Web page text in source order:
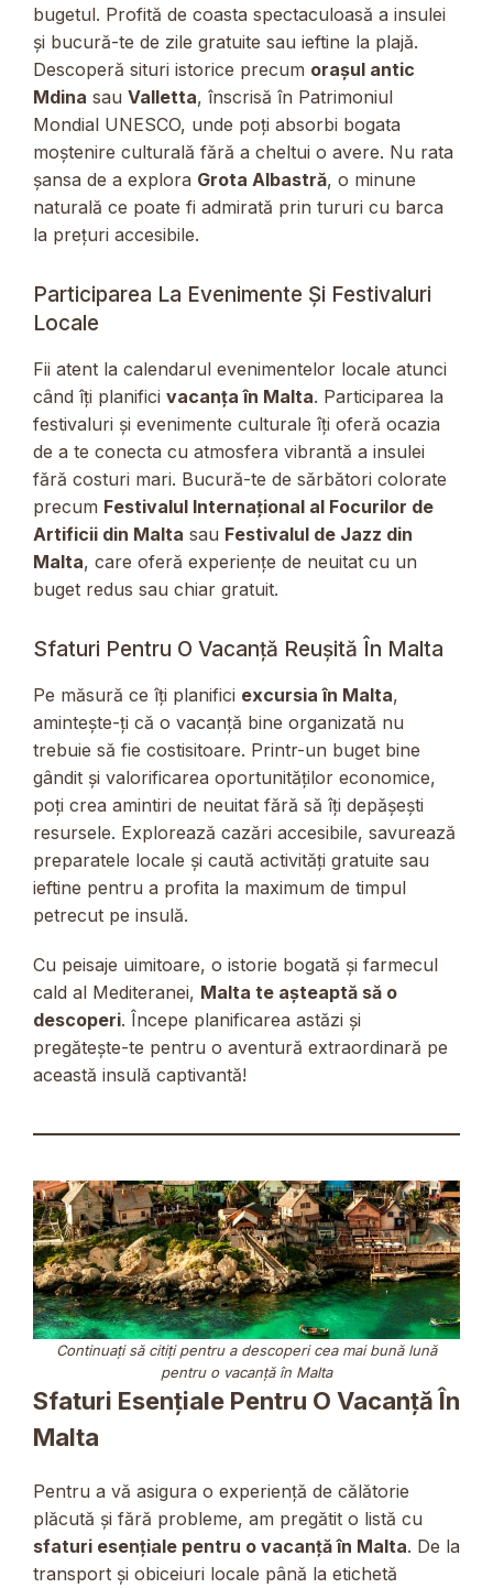
bugetul. Profită de coasta spectaculoasă a insulei
și bucură-te de zile gratuite sau ieftine la plajă.
Descoperă situri istorice precum orașul antic
Mdina sau Valletta, înscrisă în Patrimoniul
Mondial UNESCO, unde poți absorbi bogata
moștenire culturală fără a cheltui o avere. Nu rata
șansa de a explora Grota Albastră, o minune
naturală ce poate fi admirată prin tururi cu barca
la prețuri accesibile.
Participarea La Evenimente Și Festivaluri
Locale
Fii atent la calendarul evenimentelor locale atunci
când îți planifici vacanța în Malta. Participarea la
festivaluri și evenimente culturale îți oferă ocazia
de a te conecta cu atmosfera vibrantă a insulei
fără costuri mari. Bucură-te de sărbători colorate
precum Festivalul Internațional al Focurilor de
Artificii din Malta sau Festivalul de Jazz din
Malta, care oferă experiențe de neuitat cu un
buget redus sau chiar gratuit.
Sfaturi Pentru O Vacanță Reușită În Malta
Pe măsură ce îți planifici excursia în Malta,
amintește-ți că o vacanță bine organizată nu
trebuie să fie costisitoare. Printr-un buget bine
gândit și valorificarea oportunităților economice,
poți crea amintiri de neuitat fără să îți depășești
resursele. Explorează cazări accesibile, savurează
preparatele locale și caută activități gratuite sau
ieftine pentru a profita la maximum de timpul
petrecut pe insulă.
Cu peisaje uimitoare, o istorie bogată și farmecul
cald al Mediteranei, Malta te așteaptă să o
descoperi. Începe planificarea astăzi și
pregătește-te pentru o aventură extraordinară pe
această insulă captivantă!
Continuați să citiți pentru a descoperi cea mai bună lună
pentru o vacanță în Malta
Sfaturi Esențiale Pentru O Vacanță În
Malta
Pentru a vă asigura o experiență de călătorie
plăcută și fără probleme, am pregătit o listă cu
sfaturi esențiale pentru o vacanță în Malta. De la
transport și obiceiuri locale până la etichetă